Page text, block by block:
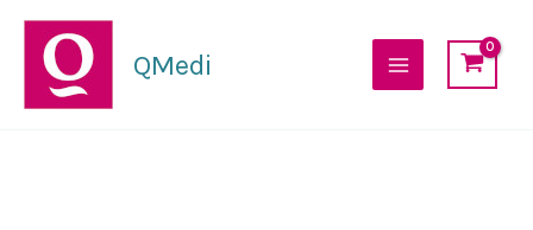
Siirry
sisältöön
QMedi